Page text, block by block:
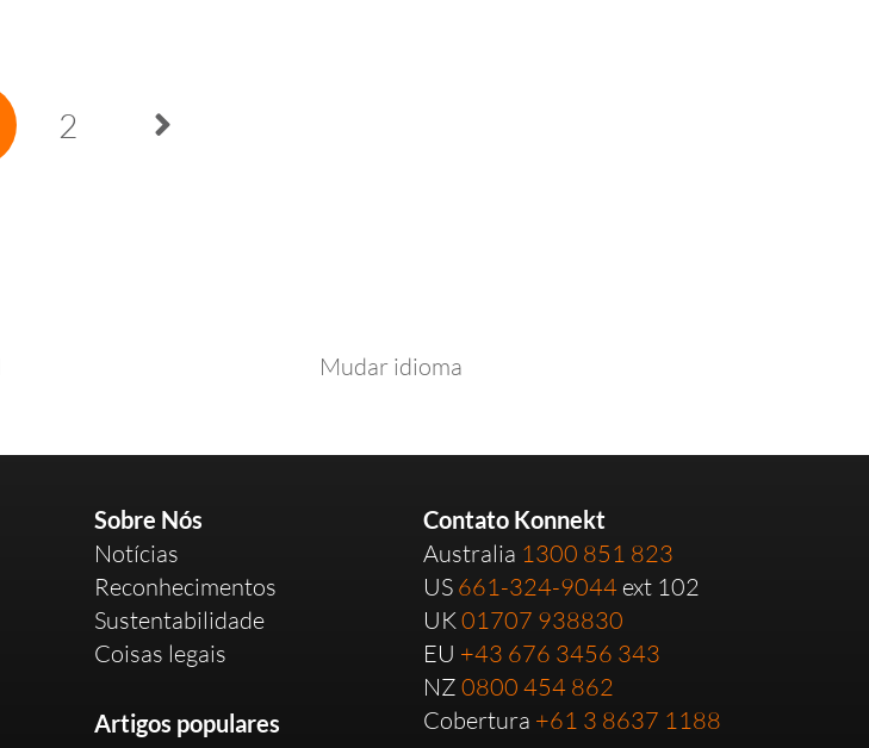
2
Mudar idioma
Sobre Nós
Notícias
Reconhecimentos
Sustentabilidade
Coisas legais
Artigos populares
Contato Konnekt
Australia 1300 851 823
US 661-324-9044 ext 102
UK01707 938830
EU +43 676 3456 343
NZ 0800 454 862
Cobertura +61 3 8637 1188